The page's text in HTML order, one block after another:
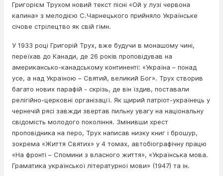
Григорієм Трухом новий текст пісні «Ой у лузі червона
калина» з мелодією С.Чарнецького прийняло Українське
січове стрілецтво як свій гімн.
У 1933 році Григорій Трух, вже будучи в монашому чині,
переїхав до Канади, де 26 років проповідував на
американсько-канадському континенті: «Україна – понад
усе, а над Україною – Святий, великий Бог». Трух створив
багато нових парафій - скрізь, де він їздив, поставали
релігійно-церковні організації. Як щирий патріот-українець у
чернечій рясі завжди звертав пильну увагу на національну
свідомість молодого покоління. Змінивши хрест
проповідника на перо, Трух написав низку книг і брошур,
зокрема «Життя Святих» у 4 томах, автобіографічну працю
«На фронті – Спомини з власного життя», «Українська мова.
Граматика української літературної мови» (1947) та ін.